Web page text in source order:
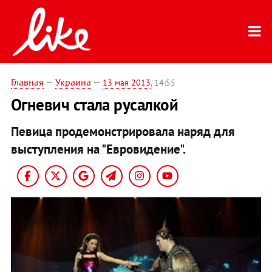
Главная — Украина — 13 мая 2013, 14:55
Огневич стала русалкой
Певица продемонстрировала наряд для
выступления на "Евровидение".